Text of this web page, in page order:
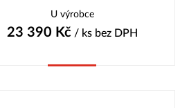
U výrobce
23 390 Kč/ ks bez DPH